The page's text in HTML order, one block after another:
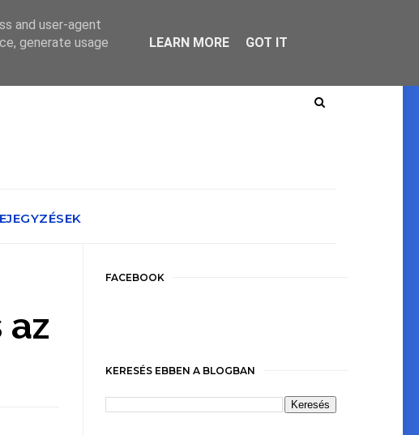
FACEBOOK
KERESÉS EBBEN A BLOGBAN
and user-agent
generate usage
LEARN MORE GOT IT